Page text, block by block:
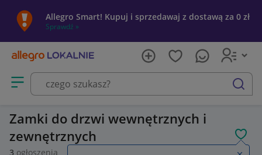
Allegro Smart! Kupuj i sprzedawaj z dostawą za 0 zł
Sprawdź »
Otwórz menu z kategoriami
szukaj
Zamki do drzwi wewnętrznych i
zewnętrznych
3 ogłoszenia